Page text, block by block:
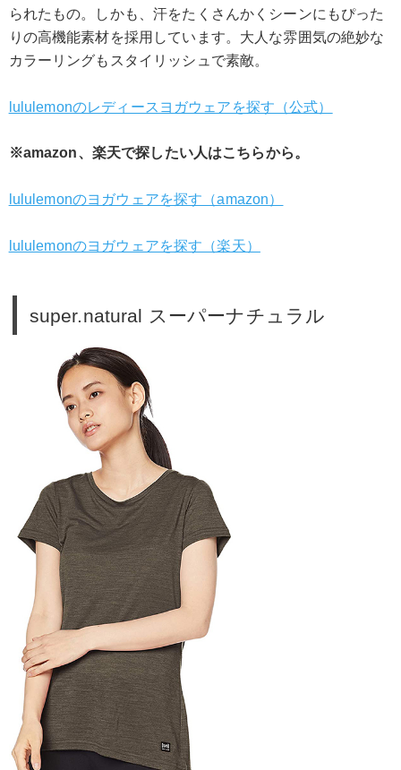
られたもの。しかも、汗をたくさんかくシーンにもぴった
りの高機能素材を採用しています。大人な雰囲気の絶妙な
カラーリングもスタイリッシュで素敵。
lululemonのレディースヨガウェアを探す（公式）
※amazon、楽天で探したい人はこちらから。
lululemonのヨガウェアを探す（amazon）
lululemonのヨガウェアを探す（楽天）
super.natural スーパーナチュラル